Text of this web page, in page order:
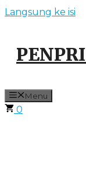
Langsung ke isi
Menu
0